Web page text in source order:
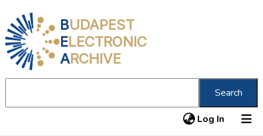
BUDAPEST
ELECTRONIC
ARCHIVE
Search
Log In (current)